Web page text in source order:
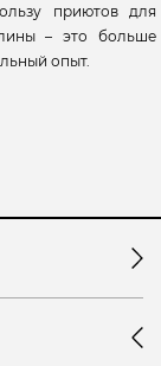
приютов для
– это больше
опыт.